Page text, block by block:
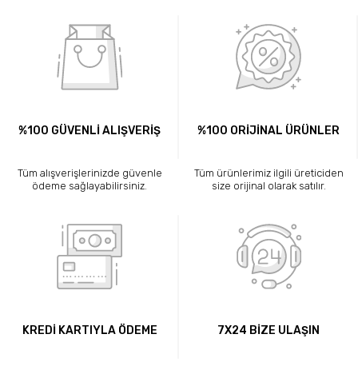
%100 GÜVENLİ ALIŞVERİŞ
Tüm alışverişlerinizde güvenle
ödeme sağlayabilirsiniz.
%100 ORİJİNAL ÜRÜNLER
Tüm ürünlerimiz ilgili üreticiden
size orijinal olarak satılır.
KREDİ KARTIYLA ÖDEME 7X24 BİZE ULAŞIN